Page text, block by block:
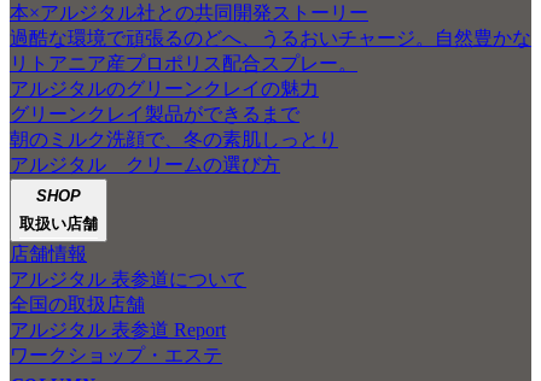
本×アルジタル社との共同開発ストーリー
過酷な環境で頑張るのどへ、うるおいチャージ。自然豊かな
リトアニア産プロポリス配合スプレー。
アルジタルのグリーンクレイの魅力
グリーンクレイ製品ができるまで
朝のミルク洗顔で、冬の素肌しっとり
アルジタル クリームの選び方
SHOP
取扱い店舗
店舗情報
アルジタル 表参道について
全国の取扱店舗
アルジタル 表参道 Report
ワークショップ・エステ